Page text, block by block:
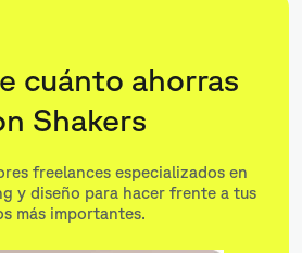
cuánto ahorras
Shakers
freelances especializados en
y diseño para hacer frente a tus
más importantes.